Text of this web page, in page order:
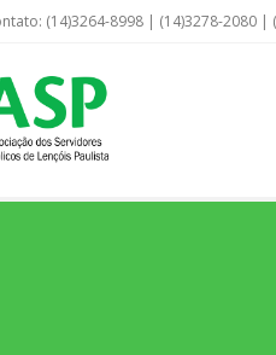
(14)3264-8998 | (14)3278-2080